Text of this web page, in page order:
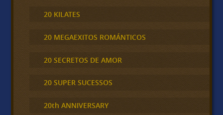
20 KILATES
20 MEGAEXITOS ROMÁNTICOS
20 SECRETOS DE AMOR
20 SUPER SUCESSOS
20th ANNIVERSARY